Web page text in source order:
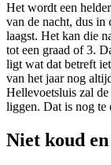
Het wordt een
van de nacht, dus in
laagst. Het kan die
tot een graad of 3.
ligt wat dat betreft
van het jaar nog
Hellevoetsluis zal
liggen. Dat is nog te
Niet koud